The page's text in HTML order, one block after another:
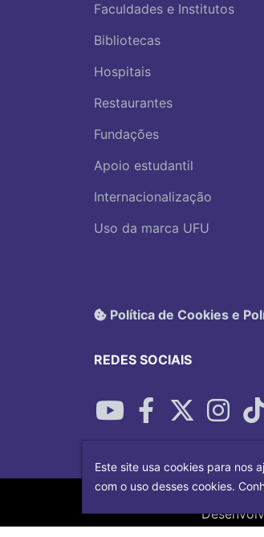
Faculdades e Institutos
Bibliotecas
Hospitais
Restaurantes
Fundações
Apoio estudantil
Internacionalização
Uso da marca UFU
Política de Cookies e
REDES SOCIAIS
Este site usa cookies para nos
com o uso desses cookies.